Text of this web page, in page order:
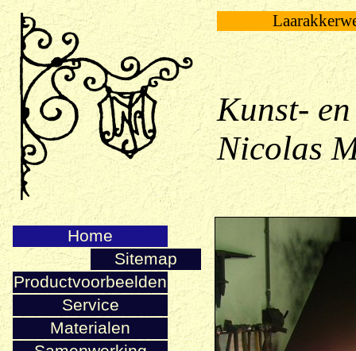
Kunst-
Nicolas
Home
Sitemap
Productvoorbeelden
Service
Materialen